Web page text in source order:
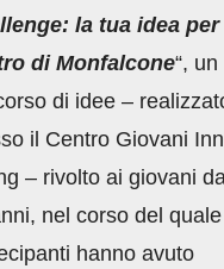
la tua idea
di Monfalcone“, un
di idee –
il Centro Giovani
– rivolto ai giovani
nel corso del
hanno avuto